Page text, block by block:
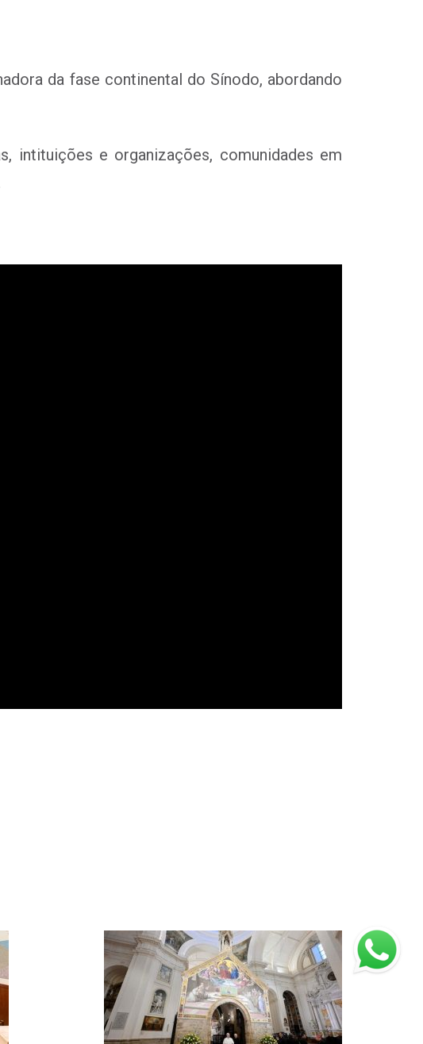
da fase continental do Sínodo, abordando
intituições e organizações, comunidades em